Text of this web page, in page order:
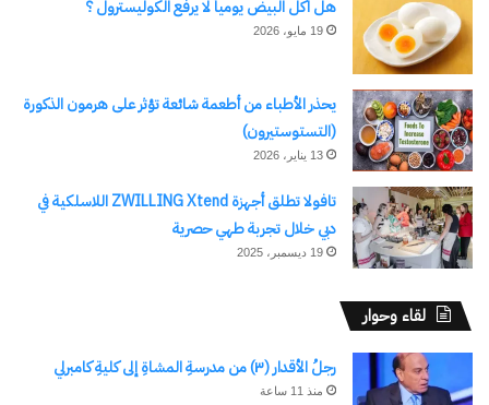
هل اكل البيض يومياً لا يرفع الكوليسترول ؟
19 مايو، 2026
يحذر الأطباء من أطعمة شائعة تؤثر على هرمون الذكورة
(التستوستيرون)
13 يناير، 2026
تافولا تطلق أجهزة ZWILLING Xtend اللاسلكية في
دبي خلال تجربة طهي حصرية
19 ديسمبر، 2025
لقاء وحوار
رجلُ الأقدار (٣) من مدرسةِ المشاةِ إلى كليةِ كامبرلي
منذ 11 ساعة